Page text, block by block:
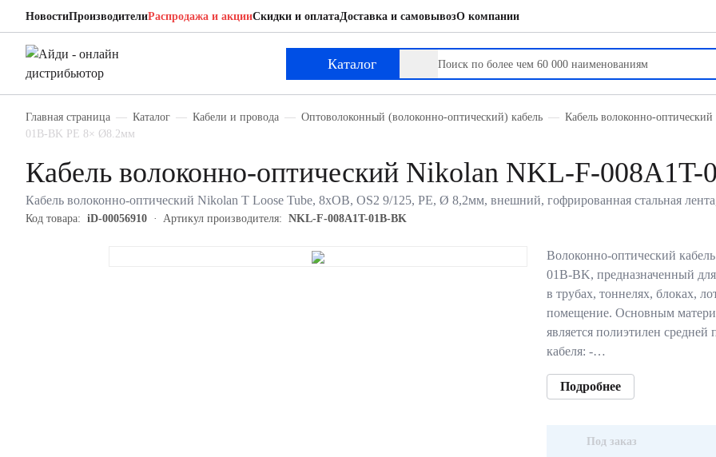
НовостиПроизводителиРаспродажа и акцииСкидки и оплатаДоставка и самовывозО компании
Каталог
Главная страница Каталог Кабели и провода Оптоволоконный (волоконно-оптический) кабель Кабель волоконно-оптический
01B-BK PE 8× Ø8.2мм
Кабель волоконно-оптический Nikolan NKL-F-
Кабель волоконно-оптический Nikolan Т Loose Tube, 8хОВ, OS2 9/125, PE, Ø 8,2мм, внешний, гофрированная стальная
Код товара: iD-00056910 Артикул производителя: NKL-F-008A1T-01B-BK
Волоконно-оптический
01B-BK, предназначенный
в трубах, тоннелях, блоках,
помещение. Основным
является полиэтилен
кабеля: -…
Подробнее
Под заказ
Nikolan NKL-F-008A1T-01B-BK
Кабель волоконно-оптический